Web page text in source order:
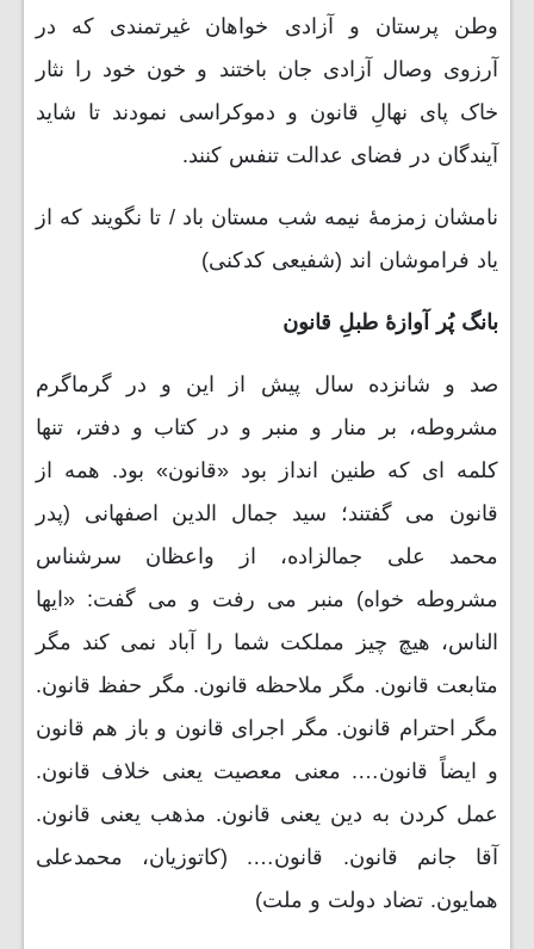
وطن پرستان و آزادی خواهان غیرتمندی که در
آرزوی وصال آزادی جان باختند و خون خود را نثار
خاک پای نهالِ قانون و دموکراسی نمودند تا شاید
آیندگان در فضای عدالت تنفس کنند.
نامشان زمزمۀ نیمه شب مستان باد / تا نگویند که از
یاد فراموشان اند (شفیعی کدکنی)
بانگ پُر آوازۀ طبلِ قانون
صد و شانزده سال پیش از این و در گرماگرم
مشروطه، بر منار و منبر و در کتاب و دفتر، تنها
کلمه ای که طنین انداز بود «قانون» بود. همه از
قانون می گفتند؛ سید جمال الدین اصفهانی (پدر
محمد علی جمالزاده، از واعظان سرشناس
مشروطه خواه) منبر می رفت و می گفت: «ایها
الناس، هیچ چیز مملکت شما را آباد نمی کند مگر
متابعت قانون. مگر ملاحظه قانون. مگر حفظ قانون.
مگر احترام قانون. مگر اجرای قانون و باز هم قانون
و ایضاً قانون…. معنی معصیت یعنی خلاف قانون.
عمل کردن به دین یعنی قانون. مذهب یعنی قانون.
آقا جانم قانون. قانون…. (کاتوزیان، محمدعلی
همایون. تضاد دولت و ملت)